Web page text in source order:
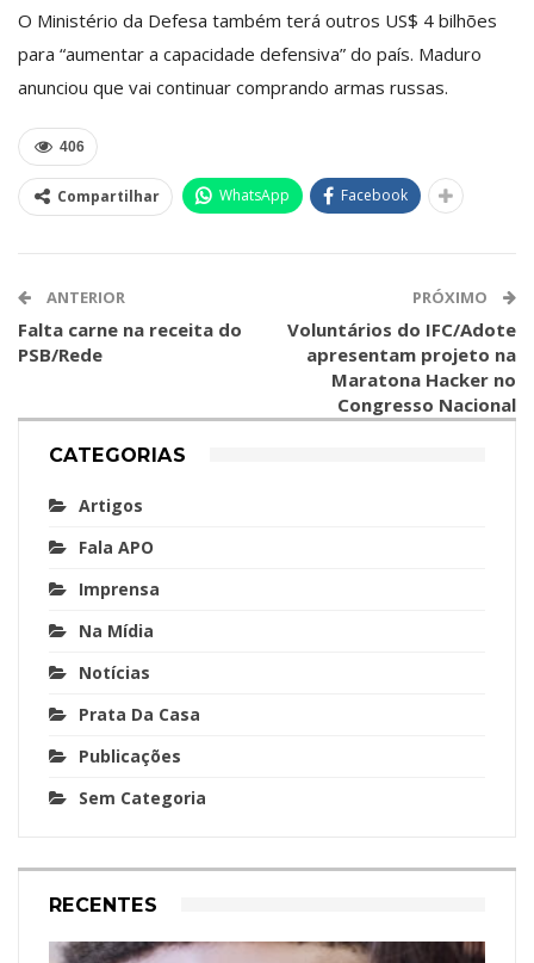
O Ministério da Defesa também terá outros US$ 4 bilhões
para “aumentar a capacidade defensiva” do país. Maduro
anunciou que vai continuar comprando armas russas.
406
Compartilhar WhatsApp Facebook
ANTERIOR
Falta carne na receita do
PSB/Rede
PRÓXIMO
Voluntários do IFC/Adote
apresentam projeto na
Maratona Hacker no
Congresso Nacional
CATEGORIAS
Artigos
Fala APO
Imprensa
Na Mídia
Notícias
Prata Da Casa
Publicações
Sem Categoria
RECENTES